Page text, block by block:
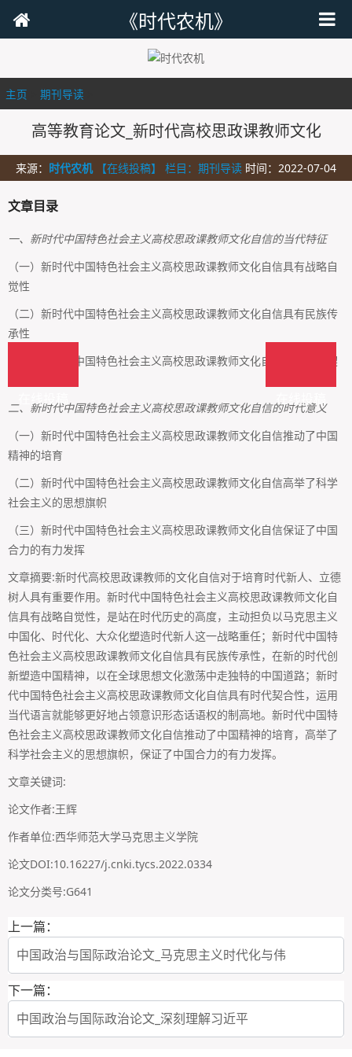
《时代农机》
主页 期刊导读
高等教育论文_新时代高校思政课教师文化
来源： 时代农机 【在线投稿】 栏目： 期刊导读 时间：2022-07-04
文章目录
一、新时代中国特色社会主义高校思政课教师文化自信的当代特征
（一）新时代中国特色社会主义高校思政课教师文化自信具有战略自
觉性
（二）新时代中国特色社会主义高校思政课教师文化自信具有民族传
承性
（三）新时代中国特色社会主义高校思政课教师文化自信具有时代契
二、新时代中国特色社会主义高校思政课教师文化自信的时代意义
（一）新时代中国特色社会主义高校思政课教师文化自信推动了中国
精神的培育
（二）新时代中国特色社会主义高校思政课教师文化自信高举了科学
社会主义的思想旗帜
（三）新时代中国特色社会主义高校思政课教师文化自信保证了中国
合力的有力发挥
文章摘要:新时代高校思政课教师的文化自信对于培育时代新人、立德
树人具有重要作用。新时代中国特色社会主义高校思政课教师文化自
信具有战略自觉性，是站在时代历史的高度，主动担负以马克思主义
中国化、时代化、大众化塑造时代新人这一战略重任；新时代中国特
色社会主义高校思政课教师文化自信具有民族传承性，在新的时代创
新塑造中国精神，以在全球思想文化激荡中走独特的中国道路；新时
代中国特色社会主义高校思政课教师文化自信具有时代契合性，运用
当代语言就能够更好地占领意识形态话语权的制高地。新时代中国特
色社会主义高校思政课教师文化自信推动了中国精神的培育，高举了
科学社会主义的思想旗帜，保证了中国合力的有力发挥。
文章关键词:
论文作者:王辉
作者单位:西华师范大学马克思主义学院
论文DOI:10.16227/j.cnki.tycs.2022.0334
论文分类号:G641
上一篇：
中国政治与国际政治论文_马克思主义时代化与伟
下一篇：
中国政治与国际政治论文_深刻理解习近平
在线投稿
在线投稿